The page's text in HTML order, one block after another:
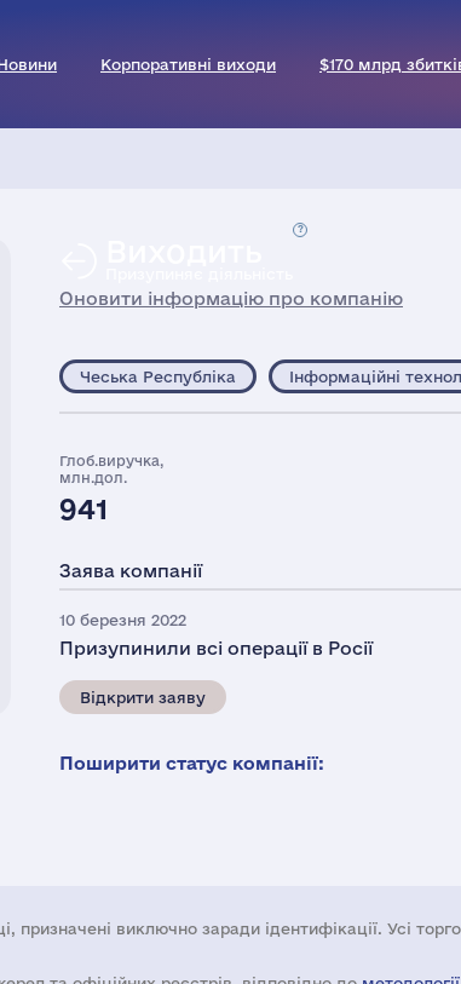
Корпоративні виходи $170 млрд
Оновити інформацію про компанію
Чеська Республіка Інформаційні
Глоб.виручка,
млн.дол.
941
Заява компанії
10 березня 2022
Призупинили всі операції в Росії
Відкрити заяву
Поширити статус компанії:
виключно заради ідентифікації. Усі